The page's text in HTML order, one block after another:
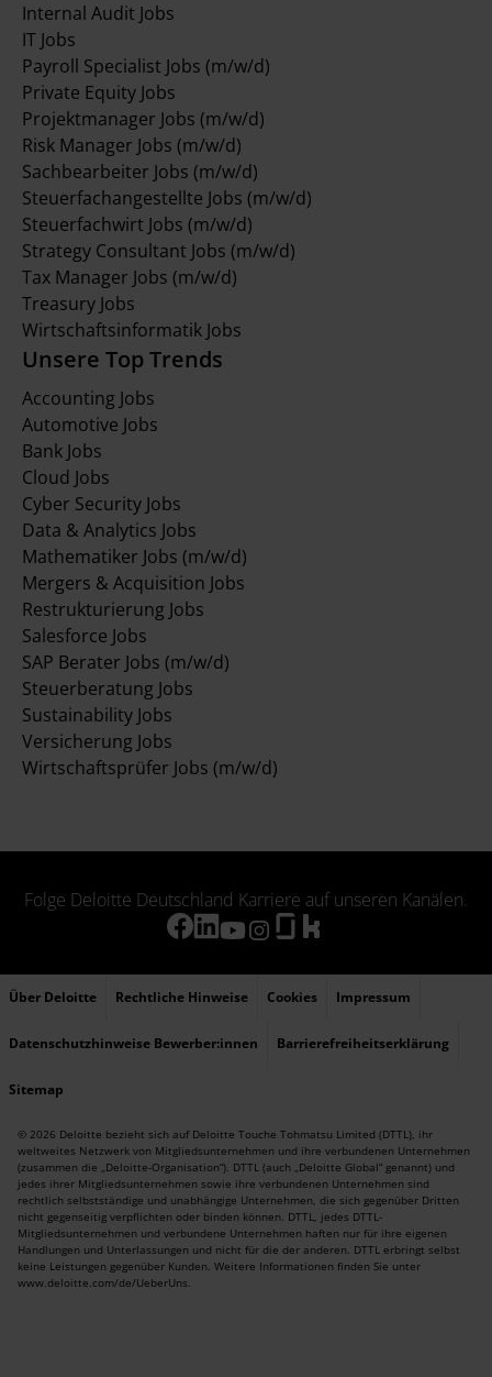
Unsere Top Trends
Accounting Jobs
Automotive Jobs
Bank Jobs
Cloud Jobs
Cyber Security Jobs
Data & Analytics Jobs
Mathematiker Jobs (m/w/d)
Mergers & Acquisition Jobs
Restrukturierung Jobs
Salesforce Jobs
SAP Berater Jobs (m/w/d)
Steuerberatung Jobs
Sustainability Jobs
Versicherung Jobs
Wirtschaftsprüfer Jobs (m/w/d)
Internal Audit Jobs
IT Jobs
Payroll Specialist Jobs (m/w/d)
Private Equity Jobs
Projektmanager Jobs (m/w/d)
Risk Manager Jobs (m/w/d)
Sachbearbeiter Jobs (m/w/d)
Steuerfachangestellte Jobs (m/w/d)
Steuerfachwirt Jobs (m/w/d)
Strategy Consultant Jobs (m/w/d)
Tax Manager Jobs (m/w/d)
Treasury Jobs
Wirtschaftsinformatik Jobs
Folge Deloitte Deutschland Karriere auf unseren Kanälen.
Über Deloitte Rechtliche Hinweise Cookies Impressum
Datenschutzhinweise Bewerber:innen Barrierefreiheitserklärung
Sitemap
© 2026 Deloitte bezieht sich auf Deloitte Touche Tohmatsu Limited (DTTL), ihr
weltweites Netzwerk von Mitgliedsunternehmen und ihre verbundenen Unternehmen
(zusammen die „Deloitte-Organisation“). DTTL (auch „Deloitte Global“ genannt) und
jedes ihrer Mitgliedsunternehmen sowie ihre verbundenen Unternehmen sind
rechtlich selbstständige und unabhängige Unternehmen, die sich gegenüber Dritten
nicht gegenseitig verpflichten oder binden können. DTTL, jedes DTTL-
Mitgliedsunternehmen und verbundene Unternehmen haften nur für ihre eigenen
Handlungen und Unterlassungen und nicht für die der anderen. DTTL erbringt selbst
keine Leistungen gegenüber Kunden. Weitere Informationen finden Sie unter
www.deloitte.com/de/UeberUns.